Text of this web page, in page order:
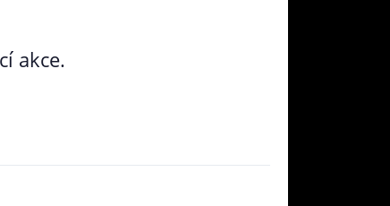
akce.